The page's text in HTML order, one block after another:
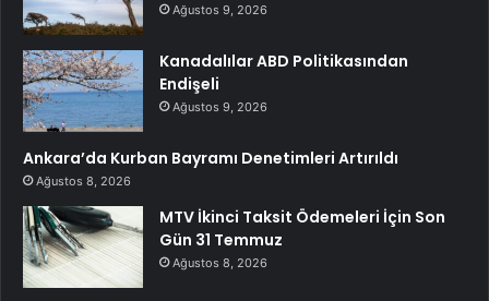
Ağustos 9, 2026
Kanadalılar ABD Politikasından
Endişeli
Ağustos 9, 2026
Ankara’da Kurban Bayramı Denetimleri Artırıldı
Ağustos 8, 2026
MTV İkinci Taksit Ödemeleri İçin Son
Gün 31 Temmuz
Ağustos 8, 2026